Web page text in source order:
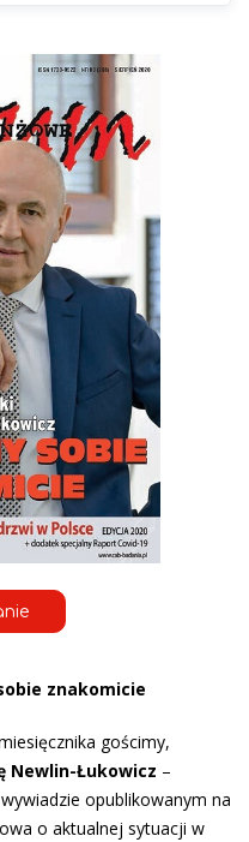
znakomicie
gościmy,
Newlin-Łukowicz –
opublikowanym na
o aktualnej sytuacji w